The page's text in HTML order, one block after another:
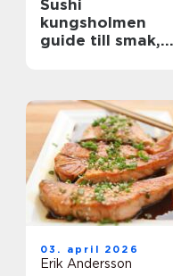
Sushi
kungsholmen
guide till smak,
03. april 2026
Erik Andersson